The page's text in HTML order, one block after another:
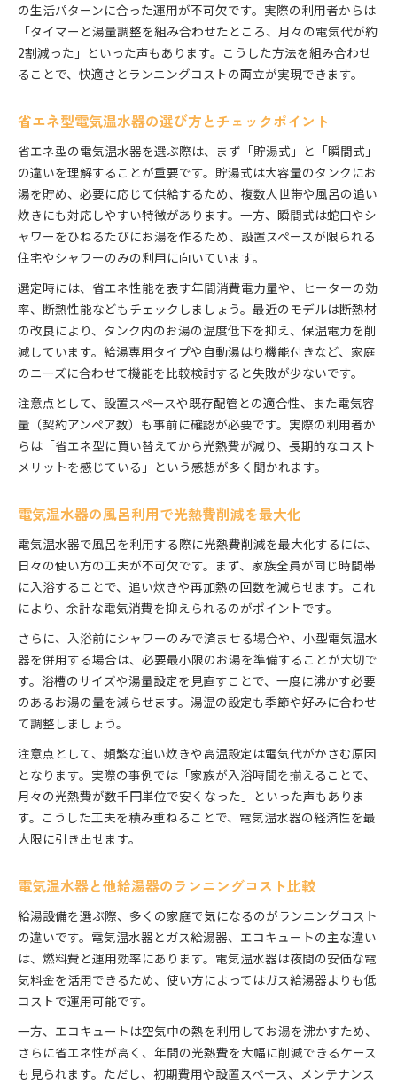
の生活パターンに合った運用が不可欠です。実際の利用者からは
「タイマーと湯量調整を組み合わせたところ、月々の電気代が約
2割減った」といった声もあります。こうした方法を組み合わせ
ることで、快適さとランニングコストの両立が実現できます。
省エネ型電気温水器の選び方とチェックポイント
省エネ型の電気温水器を選ぶ際は、まず「貯湯式」と「瞬間式」
の違いを理解することが重要です。貯湯式は大容量のタンクにお
湯を貯め、必要に応じて供給するため、複数人世帯や風呂の追い
炊きにも対応しやすい特徴があります。一方、瞬間式は蛇口やシ
ャワーをひねるたびにお湯を作るため、設置スペースが限られる
住宅やシャワーのみの利用に向いています。
選定時には、省エネ性能を表す年間消費電力量や、ヒーターの効
率、断熱性能などもチェックしましょう。最近のモデルは断熱材
の改良により、タンク内のお湯の温度低下を抑え、保温電力を削
減しています。給湯専用タイプや自動湯はり機能付きなど、家庭
のニーズに合わせて機能を比較検討すると失敗が少ないです。
注意点として、設置スペースや既存配管との適合性、また電気容
量（契約アンペア数）も事前に確認が必要です。実際の利用者か
らは「省エネ型に買い替えてから光熱費が減り、長期的なコスト
メリットを感じている」という感想が多く聞かれます。
電気温水器の風呂利用で光熱費削減を最大化
電気温水器で風呂を利用する際に光熱費削減を最大化するには、
日々の使い方の工夫が不可欠です。まず、家族全員が同じ時間帯
に入浴することで、追い炊きや再加熱の回数を減らせます。これ
により、余計な電気消費を抑えられるのがポイントです。
さらに、入浴前にシャワーのみで済ませる場合や、小型電気温水
器を併用する場合は、必要最小限のお湯を準備することが大切で
す。浴槽のサイズや湯量設定を見直すことで、一度に沸かす必要
のあるお湯の量を減らせます。湯温の設定も季節や好みに合わせ
て調整しましょう。
注意点として、頻繁な追い炊きや高温設定は電気代がかさむ原因
となります。実際の事例では「家族が入浴時間を揃えることで、
月々の光熱費が数千円単位で安くなった」といった声もありま
す。こうした工夫を積み重ねることで、電気温水器の経済性を最
大限に引き出せます。
電気温水器と他給湯器のランニングコスト比較
給湯設備を選ぶ際、多くの家庭で気になるのがランニングコスト
の違いです。電気温水器とガス給湯器、エコキュートの主な違い
は、燃料費と運用効率にあります。電気温水器は夜間の安価な電
気料金を活用できるため、使い方によってはガス給湯器よりも低
コストで運用可能です。
一方、エコキュートは空気中の熱を利用してお湯を沸かすため、
さらに省エネ性が高く、年間の光熱費を大幅に削減できるケース
も見られます。ただし、初期費用や設置スペース、メンテナンス